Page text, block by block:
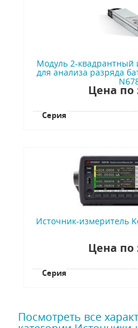
Модуль 2-квадрантный
для анализа разряда
Цена по
Серия
Источник-измеритель
Цена по
Серия
Посмотреть все